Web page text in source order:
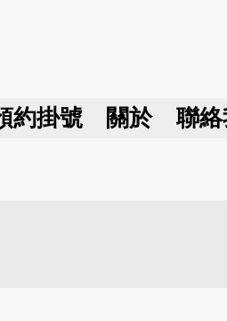
約掛號 關於 聯絡